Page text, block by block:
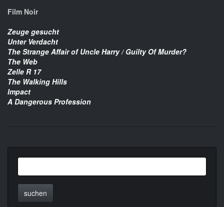
Film Noir
Zeuge gesucht
Unter Verdacht
The Strange Affair of Uncle Harry / Guilty Of Murder?
The Web
Zelle R 17
The Walking Hills
Impact
A Dangerous Profession
suchen